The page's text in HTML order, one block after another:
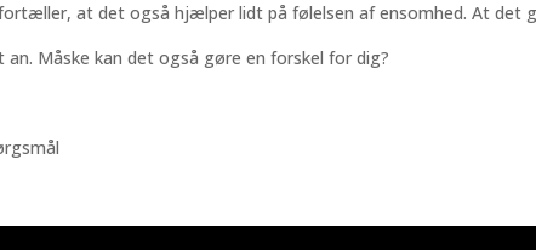
at det også hjælper lidt på følelsen af ensomhed. At det
Måske kan det også gøre en forskel for dig?